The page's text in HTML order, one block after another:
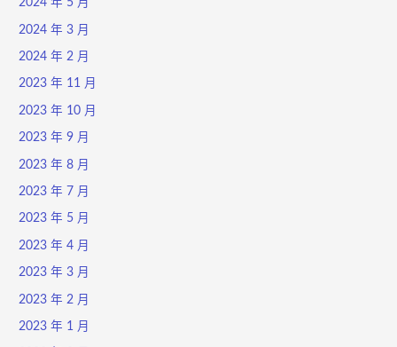
2024 年 5 月
2024 年 3 月
2024 年 2 月
2023 年 11 月
2023 年 10 月
2023 年 9 月
2023 年 8 月
2023 年 7 月
2023 年 5 月
2023 年 4 月
2023 年 3 月
2023 年 2 月
2023 年 1 月